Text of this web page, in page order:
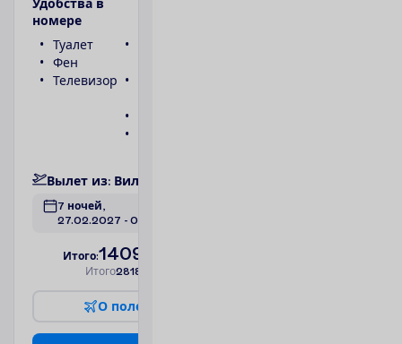
Удобства в
номере
Туалет
Фен
Телевизор
Вылет из: Вил
7 ночей,
27.02.2027 - 06.03.2027
Итого:1409.00
Итого2818.00
О поле